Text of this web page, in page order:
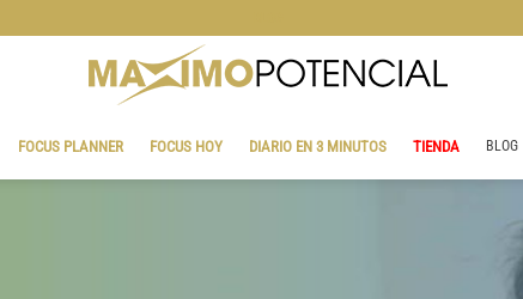
FOCUS PLANNER FOCUS HOY DIARIO EN 3 MINUTOS TIENDA BLOG